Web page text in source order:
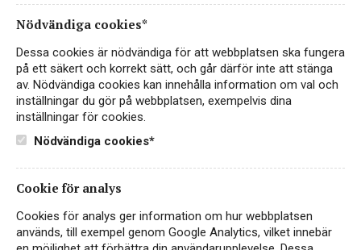
Instagram
Facebook
Nödvändiga cookies*
Dessa cookies är nödvändiga för att webbplatsen ska fungera
på ett säkert och korrekt sätt, och går därför inte att stänga
av. Nödvändiga cookies kan innehålla information om val och
inställningar du gör på webbplatsen, exempelvis dina
inställningar för cookies.
Nödvändiga cookies*
Cookie för analys
Cookies för analys ger information om hur webbplatsen
används, till exempel genom Google Analytics, vilket innebär